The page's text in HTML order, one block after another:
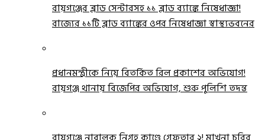
রায়গঞ্জের ব্লাড সেন্টারসহ ১১ ব্লাড ব্যাঙ্কে নিষেধাজ্ঞা!
রাজ্যের ১১টি ব্লাড ব্যাঙ্কের ওপর নিষেধাজ্ঞা স্বাস্থ্যভবনের
প্রধানমন্ত্রীকে নিয়ে বিতর্কিত রিল প্রকাশের অভিযোগ!
রায়গঞ্জ থানায় বিজেপির অভিযোগ, শুরু পুলিশি তদন্ত